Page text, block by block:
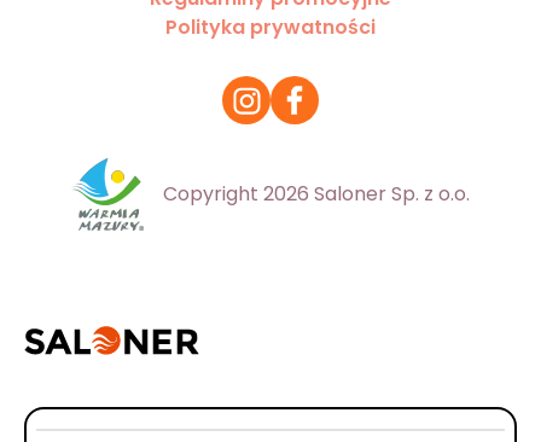
Polityka prywatności
Copyright 2026 Saloner Sp. z o.o.